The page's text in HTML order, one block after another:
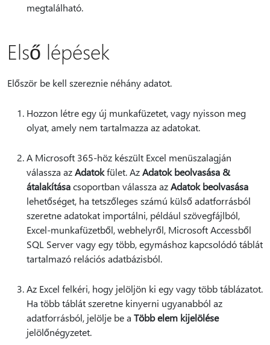
megtalálható.
Első lépések
Először be kell szereznie néhány adatot.
Hozzon létre egy új munkafüzetet, vagy nyisson meg
olyat, amely nem tartalmazza az adatokat.
A Microsoft 365-höz készült Excel menüszalagján
válassza azAdatokfület. AzAdatok beolvasása &
átalakításacsoportban válassza azAdatok beolvasása
lehetőséget, ha tetszőleges számú külső adatforrásból
szeretne adatokat importálni, például szövegfájlból,
Excel-munkafüzetből, webhelyről, Microsoft Accessből
SQL Server vagy egy több, egymáshoz kapcsolódó táblát
tartalmazó relációs adatbázisból.
Az Excel felkéri, hogy jelöljön ki egy vagy több táblázatot.
Ha több táblát szeretne kinyerni ugyanabból az
adatforrásból, jelölje be a Több elem kijelölése
jelölőnégyzetet.